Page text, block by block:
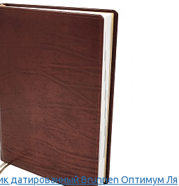
датированный Brunnen Оптимум Ля